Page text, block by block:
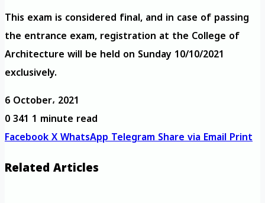
This exam is considered final, and in case of passing
the entrance exam, registration at the College of
Architecture will be held on Sunday 10/10/2021
exclusively.
6 October، 2021
0341 1 minute read
FacebookXWhatsAppTelegramShare via EmailPrint
Related Articles